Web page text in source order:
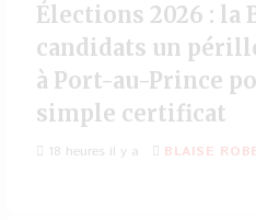
Élections 2026 : la
candidats un
à Port-au-Prince
simple certificat
18 heures il y a BLAISE